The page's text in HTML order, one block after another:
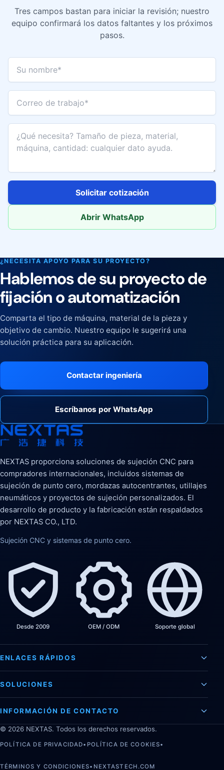
Tres campos bastan para iniciar la revisión; nuestro
equipo confirmará los datos faltantes y los próximos
pasos.
Su nombre*
Correo de trabajo*
¿Qué necesita? Tamaño de pieza, material, máquina,
Solicitar cotización
Abrir WhatsApp
¿NECESITA APOYO PARA SU PROYECTO?
Hablemos de su proyecto de
fijación o automatización
Comparta el tipo de máquina, material de la pieza y
objetivo de cambio. Nuestro equipo le sugerirá una
solución práctica para su aplicación.
Contactar ingeniería
Escríbanos por WhatsApp
NEXTAS proporciona soluciones de sujeción CNC para
compradores internacionales, incluidos sistemas de
sujeción de punto cero, mordazas autocentrantes, utillajes
neumáticos y proyectos de sujeción personalizados. El
desarrollo de producto y la fabricación están respaldados
por NEXTAS CO., LTD.
Sujeción CNC y sistemas de punto cero.
Desde 2009 OEM / ODM Soporte global
ENLACES RÁPIDOS
SOLUCIONES
INFORMACIÓN DE CONTACTO
© 2026 NEXTAS. Todos los derechos reservados.
POLÍTICA DE PRIVACIDAD• POLÍTICA DE COOKIES•
TÉRMINOS Y CONDICIONES• NEXTASTECH.COM